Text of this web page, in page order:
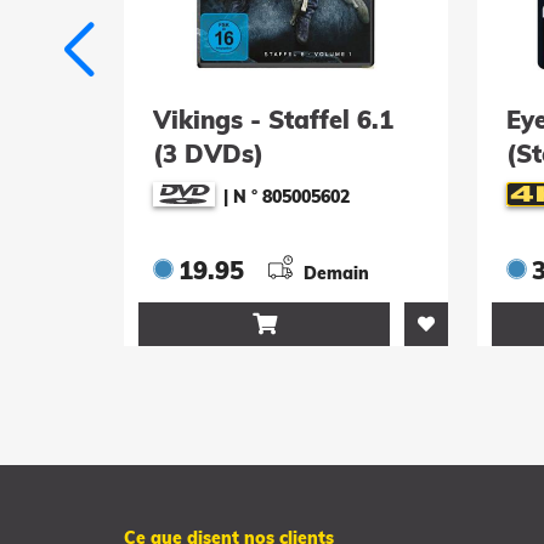
Vikings - Staffel 6.1
(3 DVDs)
| N ° 805005602
19.95 Demain

Ce que disent nos clients